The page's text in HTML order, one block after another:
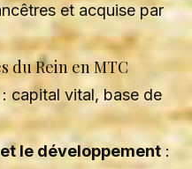
et acquise par
du Rein en MTC
capital vital, base de
le développement :